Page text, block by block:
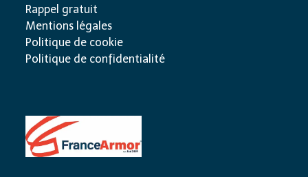
Rappel gratuit
Mentions légales
Politique de cookie
Politique de confidentialité